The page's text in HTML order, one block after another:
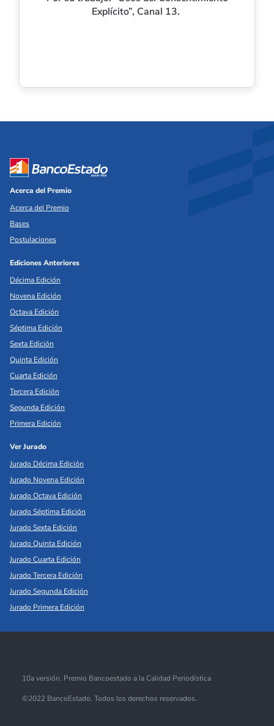
Explícito”, Canal 13.
Acerca del Premio
Acerca del Premio
Bases
Postulaciones
Ediciones Anteriores
Décima Edición
Novena Edición
Octava Edición
Séptima Edición
Sexta Edición
Quinta Edición
Cuarta Edición
Tercera Edición
Segunda Edición
Primera Edición
Ver Jurado
Jurado Décima Edición
Jurado Novena Edición
Jurado Octava Edición
Jurado Séptima Edición
Jurado Sexta Edición
Jurado Quinta Edición
Jurado Cuarta Edición
Jurado Tercera Edición
Jurado Segunda Edición
Jurado Primera Edición
10a versión. Premio Bancoestado a la Calidad Periodística
©2022 BancoEstado. Todos los derechos reservados.